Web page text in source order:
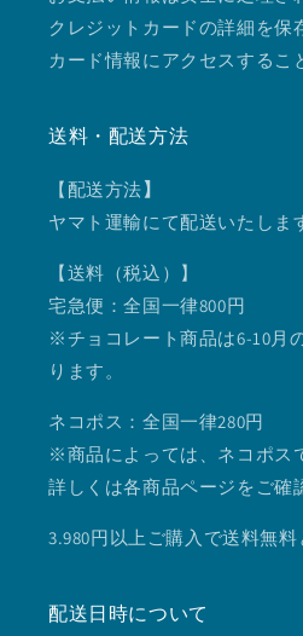
クレジットカードの詳細を保
カード情報にアクセスするこ
送料・配送方法
【配送方法】
ヤマト運輸にて配送いたしま
【送料（税込）】
宅急便：全国一律800円
※チョコレート商品は6-10月
ります。
ネコポス：全国一律280円
※商品によっては、ネコポス
詳しくは各商品ページをご確
3.980円以上ご購入で送料無料
配送日時について